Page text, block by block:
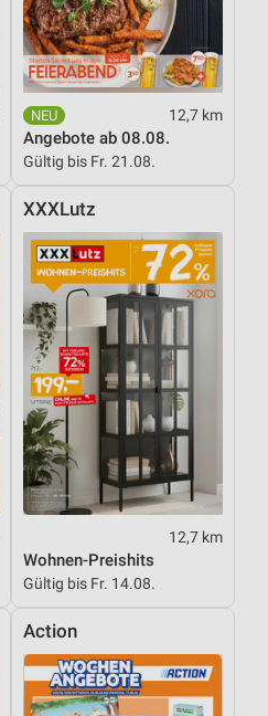
12,7 km
Angebote ab 08.08.
Gültig bis Fr. 21.08.
XXXLutz
12,7 km
Wohnen-Preishits
Gültig bis Fr. 14.08.
Action